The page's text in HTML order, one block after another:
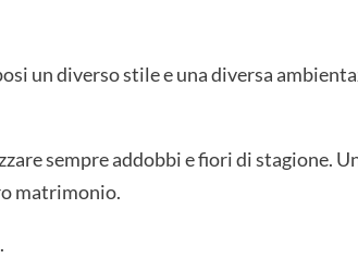
un diverso stile e una diversa
sempre addobbi e fiori di stagione.
matrimonio.